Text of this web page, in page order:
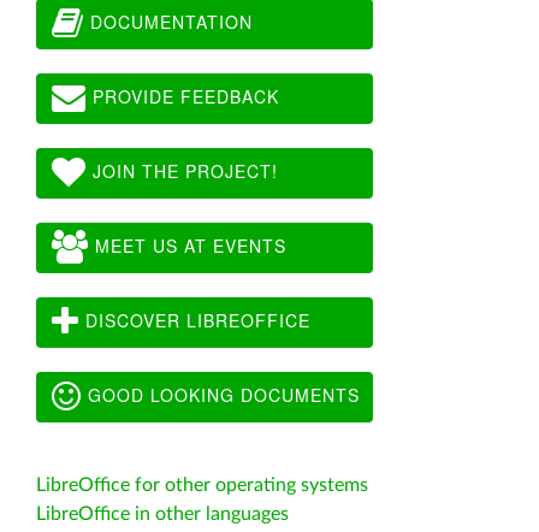
DOCUMENTATION
PROVIDE FEEDBACK
JOIN THE PROJECT!
MEET US AT EVENTS
DISCOVER LIBREOFFICE
GOOD LOOKING DOCUMENTS
LibreOffice for other operating systems
LibreOffice in other languages